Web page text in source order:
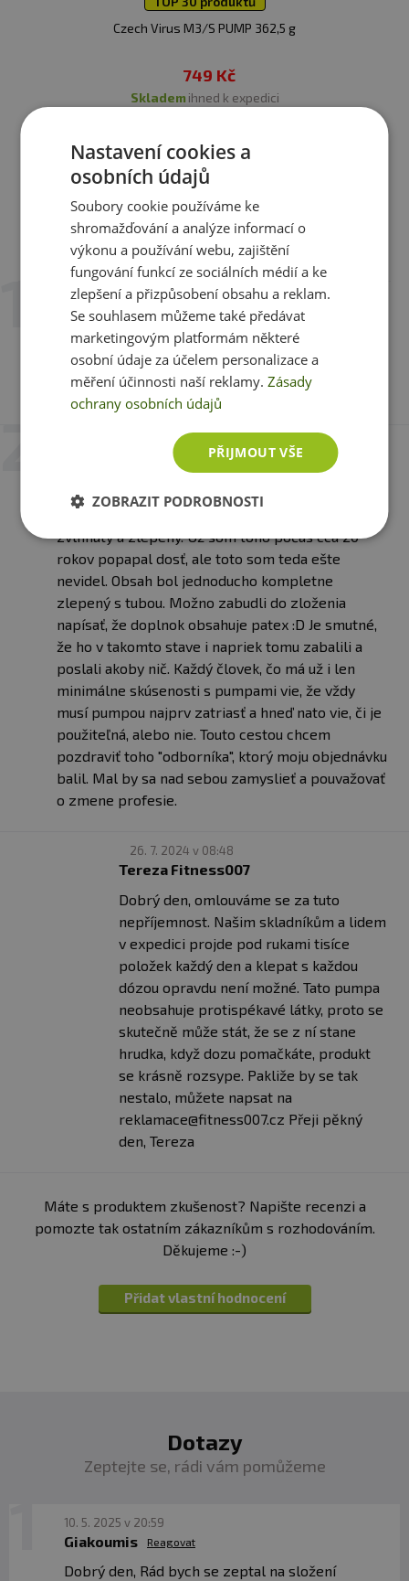
Minimální trvanlivost:Viz obal
Upozornění: Doplněk stravy, se sladidly, vhodné
Nenahrazuje pestrou stravu.
Není určeno pro děti, těhotné a kojící ženy. Ukládejte
mimo dosah dětí! Skladujte v suchu při teplotě do 25 °C
mimo dosah přímého slunečního záření. Chraňte před
mrazem. Výrobce neručí za případné škody vzniklé
nevhodným použitím nebo skladováním.
Czech Virus M3/S PUMP 362,5 g
749 Kč
skladem ihned k expedici
Zobrazit všechny produkty v akci
Recenze Hodnotili již 3 zákazníci
12. 5. 2025 v 15:16
Josef procházka
Raspberry lemonade
Výborná pumpa, skvěle funguje i chutná (malina s
citronem)
25. 7. 2024 v 16:55
K účinkom doplnku sa bohužiaľ vyjadriť nemôžem,
keďže produkt mi prišiel kompletne stvrdnutý,
zvlhnutý a zlepený. Už som toho počas cca 20
rokov popapal dosť, ale toto som teda ešte
nevidel. Obsah bol jednoducho kompletne
zlepený s tubou. Možno zabudli do zloženia
napísať, že doplnok obsahuje patex :D Je smutné,
že ho v takomto stave i napriek tomu zabalili a
poslali akoby nič. Každý človek, čo má už i len
minimálne skúsenosti s pumpami vie, že vždy
musí pumpou najprv zatriasť a hneď nato vie, či je
použiteľná, alebo nie. Touto cestou chcem
pozdraviť toho "odborníka", ktorý moju objednávku
balil. Mal by sa nad sebou zamyslieť a pouvažovať
o zmene profesie.
26. 7. 2024 v 08:48
Tereza Fitness007
Dobrý den, omlouváme se za tuto
nepříjemnost. Našim skladníkům a lidem
v expedici projde pod rukami tisíce
položek každý den a klepat s každou
dózou opravdu není možné. Tato pumpa
neobsahuje protispékavé látky, proto se
skutečně může stát, že se z ní stane
hrudka, když dozu pomačkáte, produkt
se krásně rozsype. Pakliže by se tak
nestalo, můžete napsat na
reklamace@fitness007.cz Přeji pěkný
den, Tereza
Máte s produktem zkušenost? Napište recenzi a
pomozte tak ostatním zákazníkům s rozhodováním.
Děkujeme :-)
Přidat vlastní hodnocení
Dotazy
Zeptejte se, rádi vám pomůžeme
10. 5. 2025 v 20:59
Giakoumis Reagovat
Dobrý den, Rád bych se zeptal na složení
Nastavení cookies a
osobních údajů
Soubory cookie používáme ke
shromažďování a analýze informací o
výkonu a používání webu, zajištění
fungování funkcí ze sociálních médií a ke
zlepšení a přizpůsobení obsahu a reklam.
Se souhlasem můžeme také předávat
marketingovým platformám některé
osobní údaje za účelem personalizace a
měření účinnosti naší reklamy.Zásady
ochrany osobních údajů
PŘIJMOUT VŠE
ZOBRAZIT PODROBNOSTI